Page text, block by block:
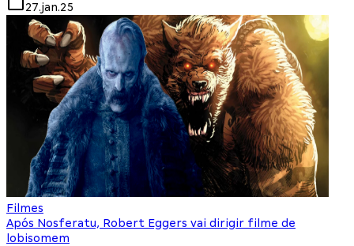
27.jan.25
Filmes
Após Nosferatu, Robert Eggers vai dirigir filme de
lobisomem